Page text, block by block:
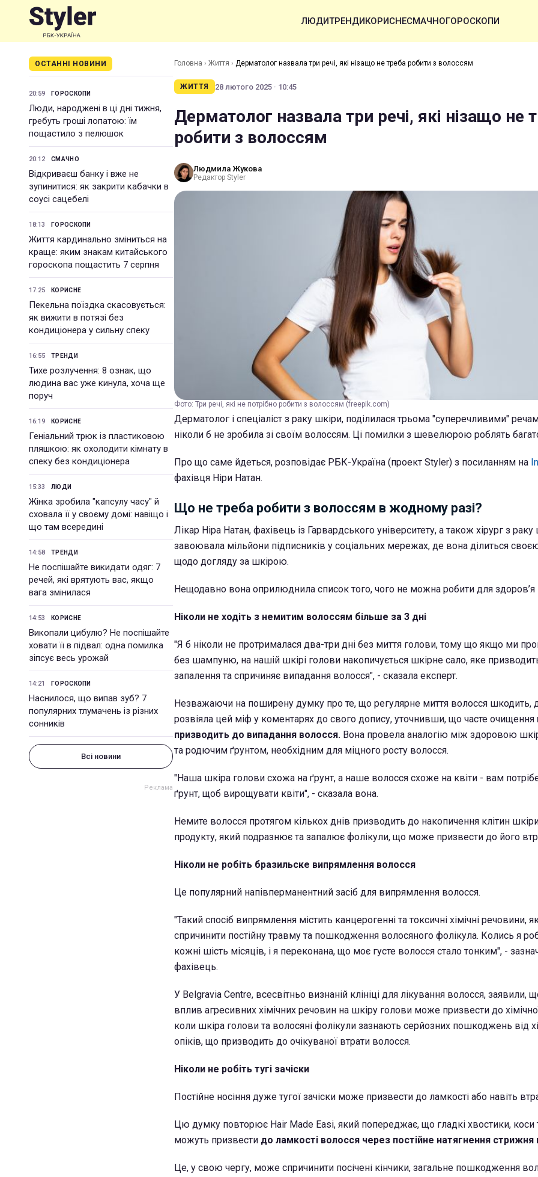
ЛЮДИТРЕНДИКОРИСНЕСМАЧНОГОРОСКОПИ
ОСТАННІ НОВИНИ
20:59 ГОРОСКОПИ
Люди, народжені в ці дні тижня,
гребуть гроші лопатою: їм
пощастило з пелюшок
20:12 СМАЧНО
Відкриваєш банку і вже не
зупинитися: як закрити кабачки в
соусі сацебелі
18:13 ГОРОСКОПИ
Життя кардинально зміниться на
краще: яким знакам китайського
гороскопа пощастить 7 серпня
17:25 КОРИСНЕ
Пекельна поїздка скасовується:
як вижити в потязі без
кондиціонера у сильну спеку
16:55 ТРЕНДИ
Тихе розлучення: 8 ознак, що
людина вас уже кинула, хоча ще
поруч
16:19 КОРИСНЕ
Геніальний трюк із пластиковою
пляшкою: як охолодити кімнату в
спеку без кондиціонера
15:33 ЛЮДИ
Жінка зробила "капсулу часу" й
сховала її у своєму домі: навіщо і
що там всередині
14:58 ТРЕНДИ
Не поспішайте викидати одяг: 7
речей, які врятують вас, якщо
вага змінилася
14:53 КОРИСНЕ
Викопали цибулю? Не поспішайте
ховати її в підвал: одна помилка
зіпсує весь урожай
14:21 ГОРОСКОПИ
Наснилося, що випав зуб? 7
популярних тлумачень із різних
сонників
Всі новини
Головна › Життя › Дерматолог назвала три речі, які нізащо не треба робити з волоссям
ЖИТТЯ 28 лютого 2025 · 10:45
Дерматолог назвала три речі, які нізащо не
робити з волоссям
Людмила Жукова
Редактор Styler
Фото: Три речі, які не потрібно робити з волоссям (freepik.com)
Дерматолог і спеціаліст з раку шкіри, поділилася трьома "суперечливими"
ніколи б не зробила зі своїм волоссям. Ці помилки з шевелюрою роблять
Про що саме йдеться, розповідає РБК-Україна (проект Styler) з посиланням на
фахівця Ніри Натан.
Що не треба робити з волоссям в жодному разі?
Лікар Ніра Натан, фахівець із Гарвардського університету, а також хірург з раку
завоювала мільйони підписників у соціальних мережах, де вона ділиться
щодо догляду за шкірою.
Нещодавно вона оприлюднила список того, чого не можна робити для здоров’я
Ніколи не ходіть з немитим волоссям більше за 3 дні
"Я б ніколи не протрималася два-три дні без миття голови, тому що якщо ми
без шампуню, на нашій шкірі голови накопичується шкірне сало, яке
запалення та спричиняє випадання волосся", - сказала експерт.
Незважаючи на поширену думку про те, що регулярне миття волосся шкодить,
розвіяла цей міф у коментарях до свого допису, уточнивши, що часте очищення
призводить до випадання волосся. Вона провела аналогію між здоровою
та родючим ґрунтом, необхідним для міцного росту волосся.
"Наша шкіра голови схожа на ґрунт, а наше волосся схоже на квіти - вам
ґрунт, щоб вирощувати квіти", - сказала вона.
Немите волосся протягом кількох днів призводить до накопичення клітин
продукту, який подразнює та запалює фолікули, що може призвести до його
Ніколи не робіть бразильске випрямлення волосся
Це популярний напівперманентний засіб для випрямлення волосся.
"Такий спосіб випрямлення містить канцерогенні та токсичні хімічні речовини,
спричинити постійну травму та пошкодження волосяного фолікула. ​​Колись я
кожні шість місяців, і я переконана, що моє густе волосся стало тонким", -
фахівець.
У Belgravia Centre, всесвітньо визнаній клініці для лікування волосся, заявили,
вплив агресивних хімічних речовин на шкіру голови може призвести до
коли шкіра голови та волосяні фолікули зазнають серйозних пошкоджень від
опіків, що призводить до очікуваної втрати волосся.
Ніколи не робіть тугі зачіски
Постійне носіння дуже тугої зачіски може призвести до ламкості або навіть
Цю думку повторює Hair Made Easi, який попереджає, що гладкі хвостики, коси
можуть призвести до ламкості волосся через постійне натягнення стрижня
Це, у свою чергу, може спричинити посічені кінчики, загальне пошкодження